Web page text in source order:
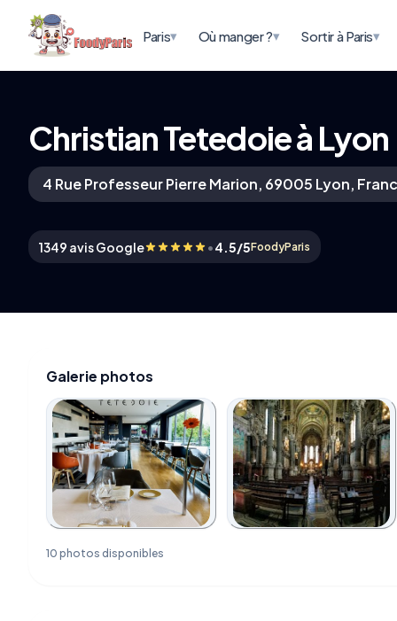
Paris▾ Où manger ?▾ Sortir à Paris▾
Christian Tetedoie à Lyon
4 Rue Professeur Pierre Marion, 69005 Lyon,
1349 avis Google •4.5/5FoodyParis
Galerie photos
10 photos disponibles